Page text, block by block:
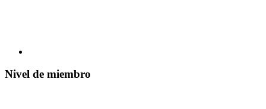
Nivel de miembro